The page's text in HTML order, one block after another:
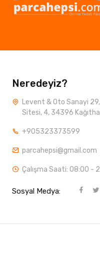
Neredeyiz?
Levent & Oto Sanayi
Sitesi, 4, 34396
+905323373599
parcahepsi@gmail.com
Çalışma Saati: 08:00 -
Sosyal Medya: